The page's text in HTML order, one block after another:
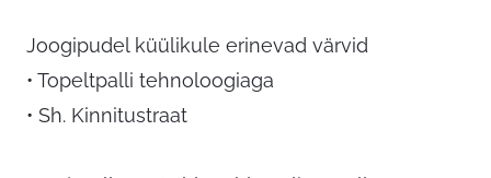
Joogipudel küülikule erinevad värvid
• Topeltpalli tehnoloogiaga
• Sh. Kinnitustraat